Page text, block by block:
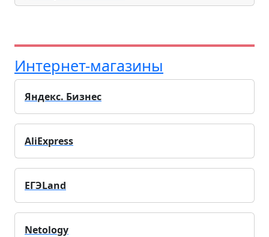
Интернет-магазины
Яндекс. Бизнес
AliExpress
ЕГЭLand
Netology